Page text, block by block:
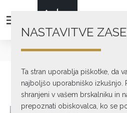
Gramofoni Odjemne doze
NASTAVITVE
Ta stran uporablja piškotke, da
najboljšo uporabniško izkušnjo.
shranjeni v vašem brskalniku in
prepoznati obiskovalca, ko se